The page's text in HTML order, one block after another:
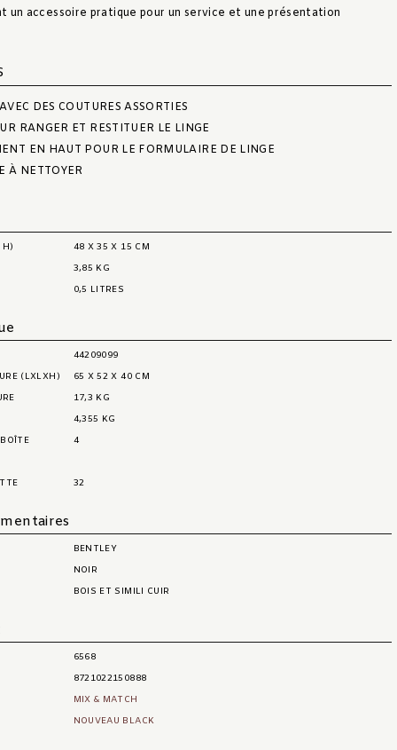
un accessoire pratique pour un service et une présentation
DES COUTURES ASSORTIES
RANGER ET RESTITUER LE LINGE
EN HAUT POUR LE FORMULAIRE DE LINGE
À NETTOYER
H)
48 X 35 X 15 CM
3,85 KG
0,5 LITRES
44209099
(LXLXH)
65 X 52 X 40 CM
17,3 KG
4,355 KG
4
32
BENTLEY
NOIR
BOIS ET SIMILI CUIR
6568
8721022150888
MIX & MATCH
NOUVEAU BLACK